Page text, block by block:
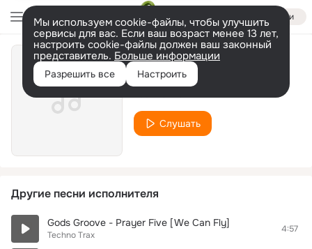
Войти
Мы используем cookie-файлы, чтобы улучшить
сервисы для вас. Если ваш возраст менее 13 лет,
настроить cookie-файлы должен ваш законный
представитель. Больше информации
Разрешить все Настроить
Слушать
Другие песни исполнителя
Gods Groove - Prayer Five [We Can Fly]
Techno Trax
4:57